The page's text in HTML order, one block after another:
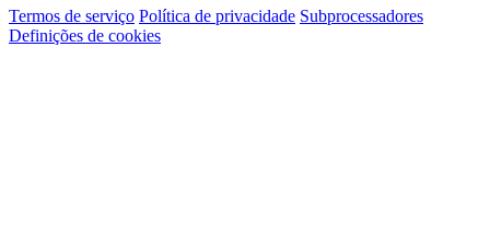
Termos de serviço Política de privacidade Subprocessadores
Definições de cookies